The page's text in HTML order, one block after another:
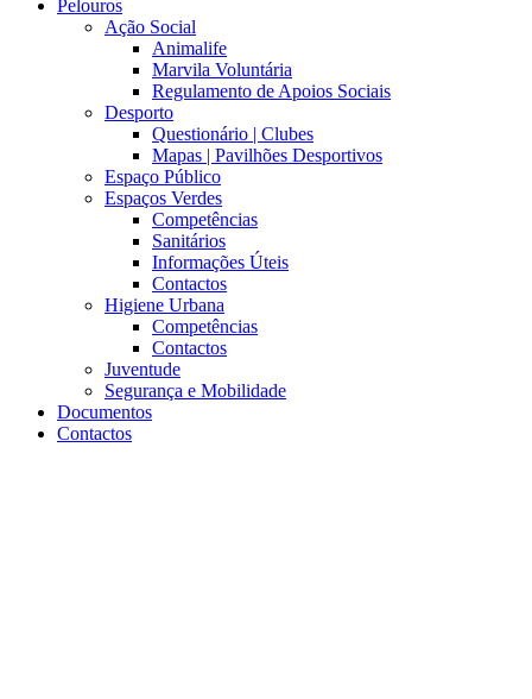
Pelouros
Ação Social
Animalife
Marvila Voluntária
Regulamento de Apoios Sociais
Desporto
Questionário | Clubes
Mapas | Pavilhões Desportivos
Espaço Público
Espaços Verdes
Competências
Sanitários
Informações Úteis
Contactos
Higiene Urbana
Competências
Contactos
Juventude
Segurança e Mobilidade
Documentos
Contactos